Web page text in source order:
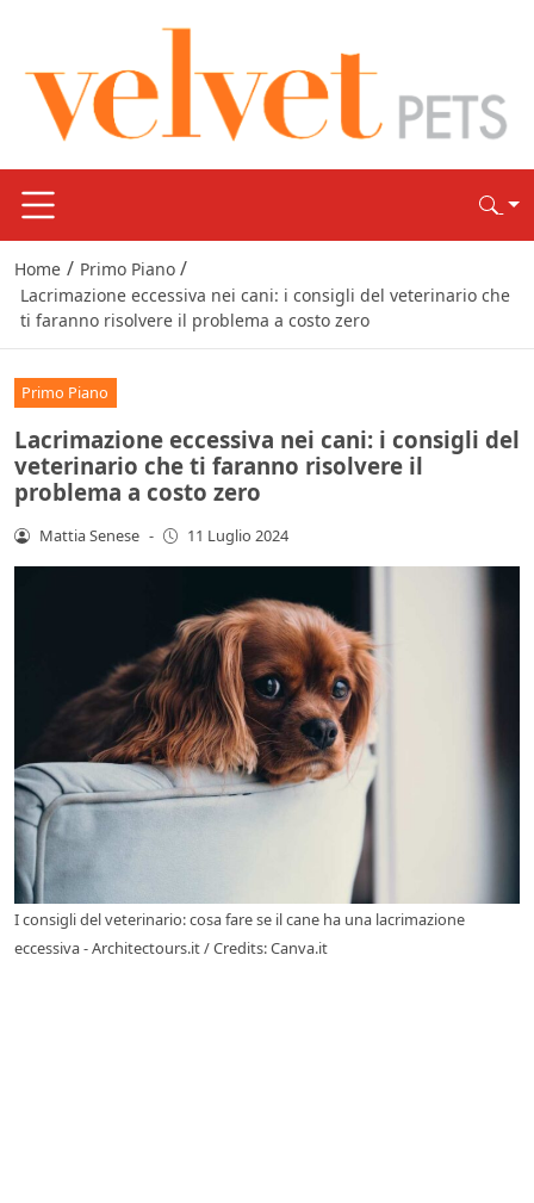
Home / Primo Piano /
Lacrimazione eccessiva nei cani: i consigli del veterinario che
ti faranno risolvere il problema a costo zero
Primo Piano
Lacrimazione eccessiva nei cani: i consigli del
veterinario che ti faranno risolvere il
problema a costo zero
Mattia Senese - 11 Luglio 2024
I consigli del veterinario: cosa fare se il cane ha una lacrimazione
eccessiva - Architectours.it / Credits: Canva.it